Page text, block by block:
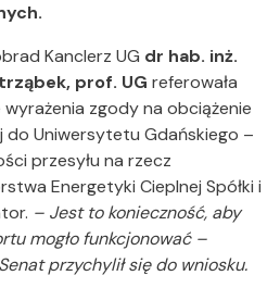
Kanclerz UG dr hab. inż.
prof. UG referowała
zgody na obciążenie
do Uniwersytetu Gdańskiego –
przesyłu na rzecz
Energetyki Cieplnej Spółki i
– Jest to konieczność, aby
mogło funkcjonować –
przychylił się do wniosku.